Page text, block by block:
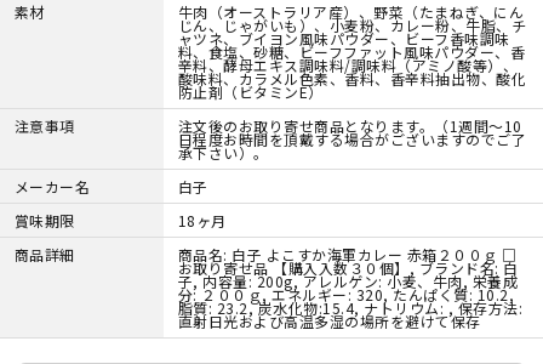
素材
牛肉（オーストラリア産）、野菜（たまねぎ、にん
じん、じゃがいも）、小麦粉、カレー粉、牛脂、チ
ャツネ、ブイヨン風味パウダー、ビーフ香味調味
料、食塩、砂糖、ビーフファット風味パウダー、香
辛料、酵母エキス調味料/調味料（アミノ酸等）、
酸味料、カラメル色素、香料、香辛料抽出物、酸化
防止剤（ビタミンE）
注意事項
注文後のお取り寄せ商品となります。（1週間～10
日程度お時間を頂戴する場合がございますのでご了
承下さい）。
メーカー名
白子
賞味期限
18ヶ月
商品詳細
商品名: 白子 よこすか海軍カレー 赤箱２００ｇ □
お取り寄せ品 【購入入数３０個】, ブランド名: 白
子, 内容量: 200g, アレルゲン: 小麦、牛肉, 栄養成
分: ２００ｇ, エネルギー: 320, たんぱく質: 10.2,
脂質: 23.2, 炭水化物:15.4, ナトリウム: , 保存方法:
直射日光および高温多湿の場所を避けて保存